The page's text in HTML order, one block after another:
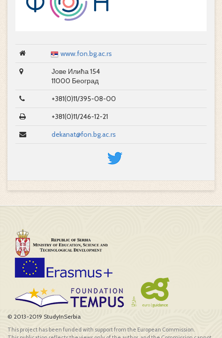
www.fon.bg.ac.rs
Јове Илића 154
11000 Београд
+381(0)11/395-08-00
+381(0)11/246-12-21
dekanat@fon.bg.ac.rs
© 2013-2019 StudyInSerbia
This project has been funded with support from the European Commission.